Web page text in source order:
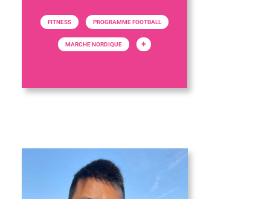
FITNESS PROGRAMME FOOTBALL
MARCHE NORDIQUE +